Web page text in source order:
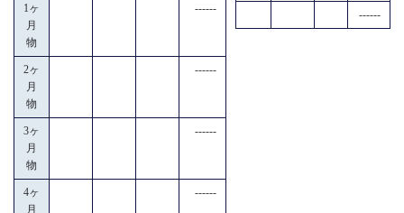
1ヶ
月
物
------
2ヶ
月
物
------
3ヶ
月
物
------
4ヶ
月
------
------